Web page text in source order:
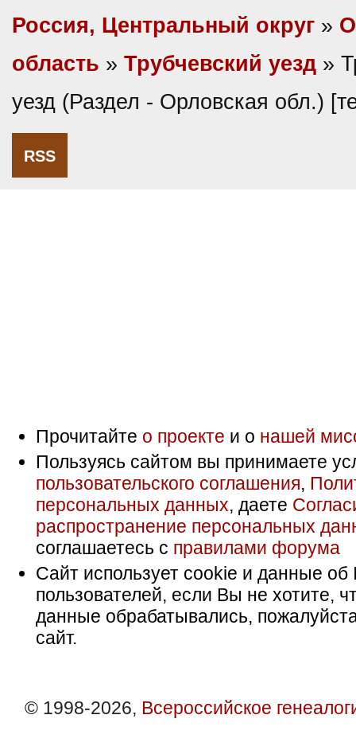
Россия, Центральный округ »
область » Трубчевский уезд »
уезд (Раздел - Орловская обл.)
RSS
Прочитайте о проекте и о нашей
Пользуясь сайтом вы принимаете
пользовательского соглашения,
персональных данных, даете
распространение персональных
соглашаетесь с правилами форума
Сайт использует cookie и данные об
пользователей, если Вы не хотите,
данные обрабатывались,
сайт.
© 1998-2026, Всероссийское